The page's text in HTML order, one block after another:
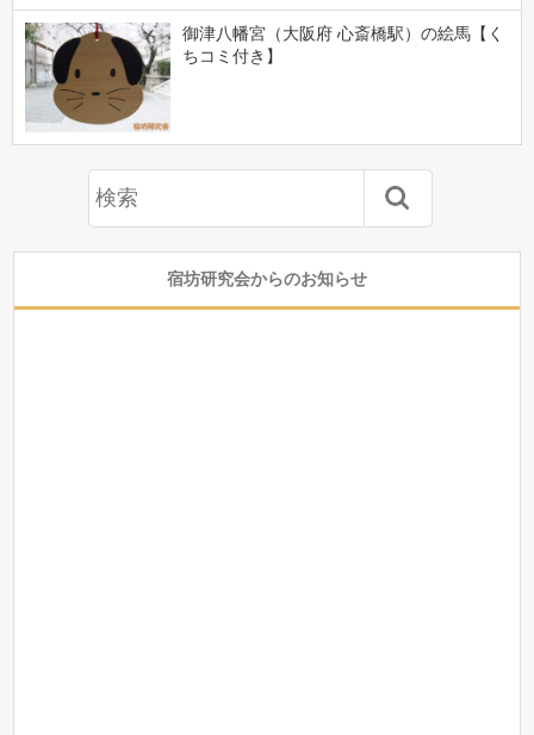
御津八幡宮（大阪府 心斎橋駅）の絵馬【く
ちコミ付き】
宿坊研究会からのお知らせ